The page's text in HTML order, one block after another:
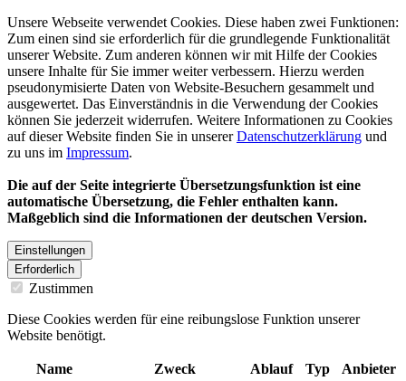
Unsere Webseite verwendet Cookies. Diese haben zwei Funktionen:
Zum einen sind sie erforderlich für die grundlegende Funktionalität
unserer Website. Zum anderen können wir mit Hilfe der Cookies
unsere Inhalte für Sie immer weiter verbessern. Hierzu werden
pseudonymisierte Daten von Website-Besuchern gesammelt und
ausgewertet. Das Einverständnis in die Verwendung der Cookies
können Sie jederzeit widerrufen. Weitere Informationen zu Cookies
auf dieser Website finden Sie in unsererDatenschutzerklärung und
zu uns im Impressum.
Die auf der Seite integrierte Übersetzungsfunktion ist eine
automatische Übersetzung, die Fehler enthalten kann.
Maßgeblich sind die Informationen der deutschen Version.
Einstellungen
Erforderlich
Zustimmen
Diese Cookies werden für eine reibungslose Funktion unserer
Website benötigt.
Name Zweck Ablauf Typ
Anbieter